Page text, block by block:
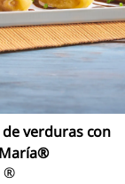
verduras con
®